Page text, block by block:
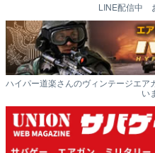
LINE配信中
ハイパー道楽さんのヴィンテージエ
い